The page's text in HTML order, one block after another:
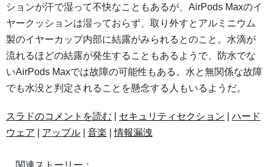
ションが汗で湿って不快なこともあるが、AirPods Maxのイ
ヤークッションは湿っておらず、取り外すとアルミニウム
製のイヤーカップ内部に結露がみられるとのこと。水滴が
流れるほどの結露が発生することもあるようで、防水でな
いAirPods Maxでは故障の可能性もある。水と無関係な故障
でも水没と判定されることを懸念する人もいるようだ。
スラドのコメントを読む セキュリティセクション
ハード
ウェア
アップル 音楽 |情報漏洩